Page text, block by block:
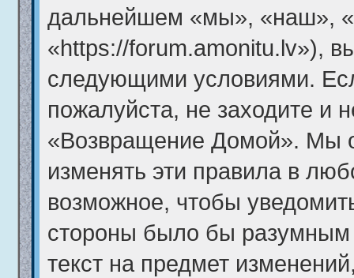
дальнейшем «мы», «наш»,
«https://forum.amonitu.lv»),
следующими условиями.
пожалуйста, не заходите и
«Возвращение Домой». Мы
изменять эти правила в
возможное, чтобы
стороны было бы разумным
текст на предмет